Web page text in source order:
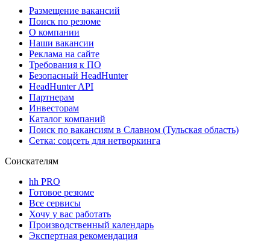
Размещение вакансий
Поиск по резюме
О компании
Наши вакансии
Реклама на сайте
Требования к ПО
Безопасный HeadHunter
HeadHunter API
Партнерам
Инвесторам
Каталог компаний
Поиск по вакансиям в Славном (Тульская область)
Сетка: соцсеть для нетворкинга
Соискателям
hh PRO
Готовое резюме
Все сервисы
Хочу у вас работать
Производственный календарь
Экспертная рекомендация